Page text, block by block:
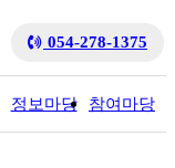
054-278-1375
정보마당 참여마당